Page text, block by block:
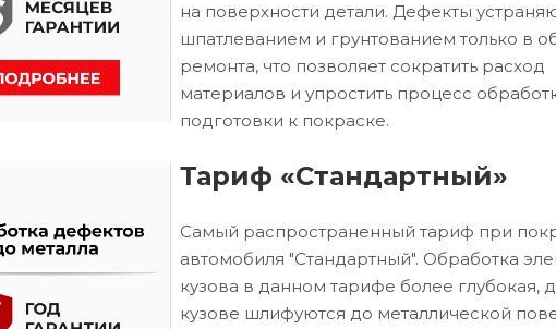
на поверхности детали. Дефекты
шпатлеванием и грунтованием только в
ремонта, что позволяет сократить расход
материалов и упростить процесс
подготовки к покраске.
Тариф «Стандартный»
Самый распространенный тариф при
автомобиля "Стандартный". Обработка
кузова в данном тарифе более глубокая,
кузове шлифуются до металлической